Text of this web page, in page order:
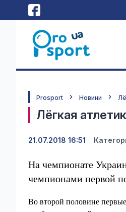
Prosport Новини
Лёгкая
21.07.2018 16:51
На чемпионате
чемпионами первой
Во второй половине